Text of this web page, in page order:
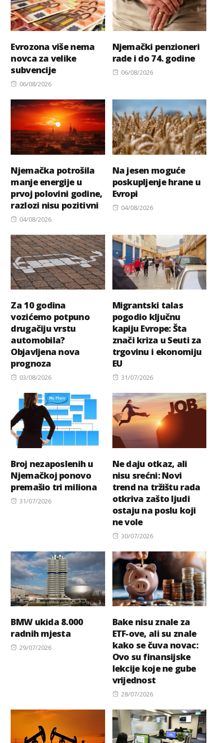
Evrozona više nema
novca za velike
subvencije
Posted
06/08/2026
Njemački penzioneri
rade i do 74. godine
Posted
06/08/2026
Njemačka potrošila
manje energije u
prvoj polovini godine,
razlozi nisu pozitivni
Posted
04/08/2026
Na jesen moguće
poskupljenje hrane u
Evropi
Posted
04/08/2026
Za 10 godina
vozićemo potpuno
drugačiju vrstu
automobila?
Objavljena nova
prognoza
Posted
03/08/2026
Migrantski talas
pogodio ključnu
kapiju Evrope: Šta
znači kriza u Seuti za
trgovinu i ekonomiju
EU
Posted
31/07/2026
Broj nezaposlenih u
Njemačkoj ponovo
premašio tri miliona
Posted
31/07/2026
Ne daju otkaz, ali
nisu srećni: Novi
trend na tržištu rada
otkriva zašto ljudi
ostaju na poslu koji
ne vole
Posted
30/07/2026
BMW ukida 8.000
radnih mjesta
Posted
29/07/2026
Bake nisu znale za
ETF-ove, ali su znale
kako se čuva novac:
Ovo su finansijske
lekcije koje ne gube
vrijednost
Posted
28/07/2026